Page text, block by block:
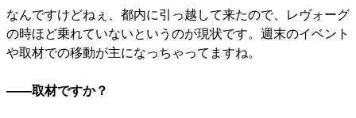
なんですけどねぇ、都内に引っ越して来たので、レヴォーグ
の時ほど乗れていないというのが現状です。週末のイベント
や取材での移動が主になっちゃってますね。
――取材ですか？